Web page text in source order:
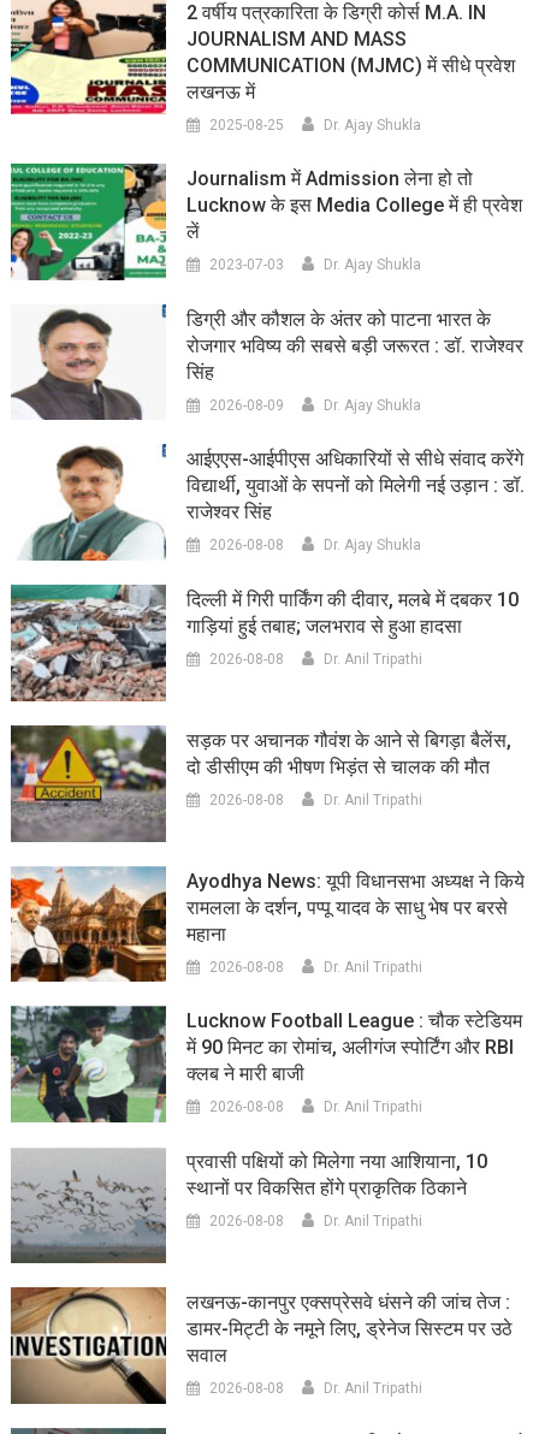
2 वर्षीय पत्रकारिता के डिग्री कोर्स M.A. IN
JOURNALISM AND MASS
COMMUNICATION (MJMC) में सीधे प्रवेश
लखनऊ में
2025-08-25 Dr. Ajay Shukla
Journalism में Admission लेना हो तो
Lucknow के इस Media College में ही प्रवेश
लें
2023-07-03 Dr. Ajay Shukla
डिग्री और कौशल के अंतर को पाटना भारत के
रोजगार भविष्य की सबसे बड़ी जरूरत : डॉ. राजेश्वर
सिंह
2026-08-09 Dr. Ajay Shukla
आईएएस-आईपीएस अधिकारियों से सीधे संवाद करेंगे
विद्यार्थी, युवाओं के सपनों को मिलेगी नई उड़ान : डॉ.
राजेश्वर सिंह
2026-08-08 Dr. Ajay Shukla
दिल्ली में गिरी पार्किंग की दीवार, मलबे में दबकर 10
गाड़ियां हुई तबाह; जलभराव से हुआ हादसा
2026-08-08 Dr. Anil Tripathi
सड़क पर अचानक गौवंश के आने से बिगड़ा बैलेंस,
दो डीसीएम की भीषण भिड़ंत से चालक की मौत
2026-08-08 Dr. Anil Tripathi
Ayodhya News: यूपी विधानसभा अध्यक्ष ने किये
रामलला के दर्शन, पप्पू यादव के साधु भेष पर बरसे
महाना
2026-08-08 Dr. Anil Tripathi
Lucknow Football League : चौक स्टेडियम
में 90 मिनट का रोमांच, अलीगंज स्पोर्टिंग और RBI
क्लब ने मारी बाजी
2026-08-08 Dr. Anil Tripathi
प्रवासी पक्षियों को मिलेगा नया आशियाना, 10
स्थानों पर विकसित होंगे प्राकृतिक ठिकाने
2026-08-08 Dr. Anil Tripathi
लखनऊ-कानपुर एक्सप्रेसवे धंसने की जांच तेज :
डामर-मिट्टी के नमूने लिए, ड्रेनेज सिस्टम पर उठे
सवाल
2026-08-08 Dr. Anil Tripathi